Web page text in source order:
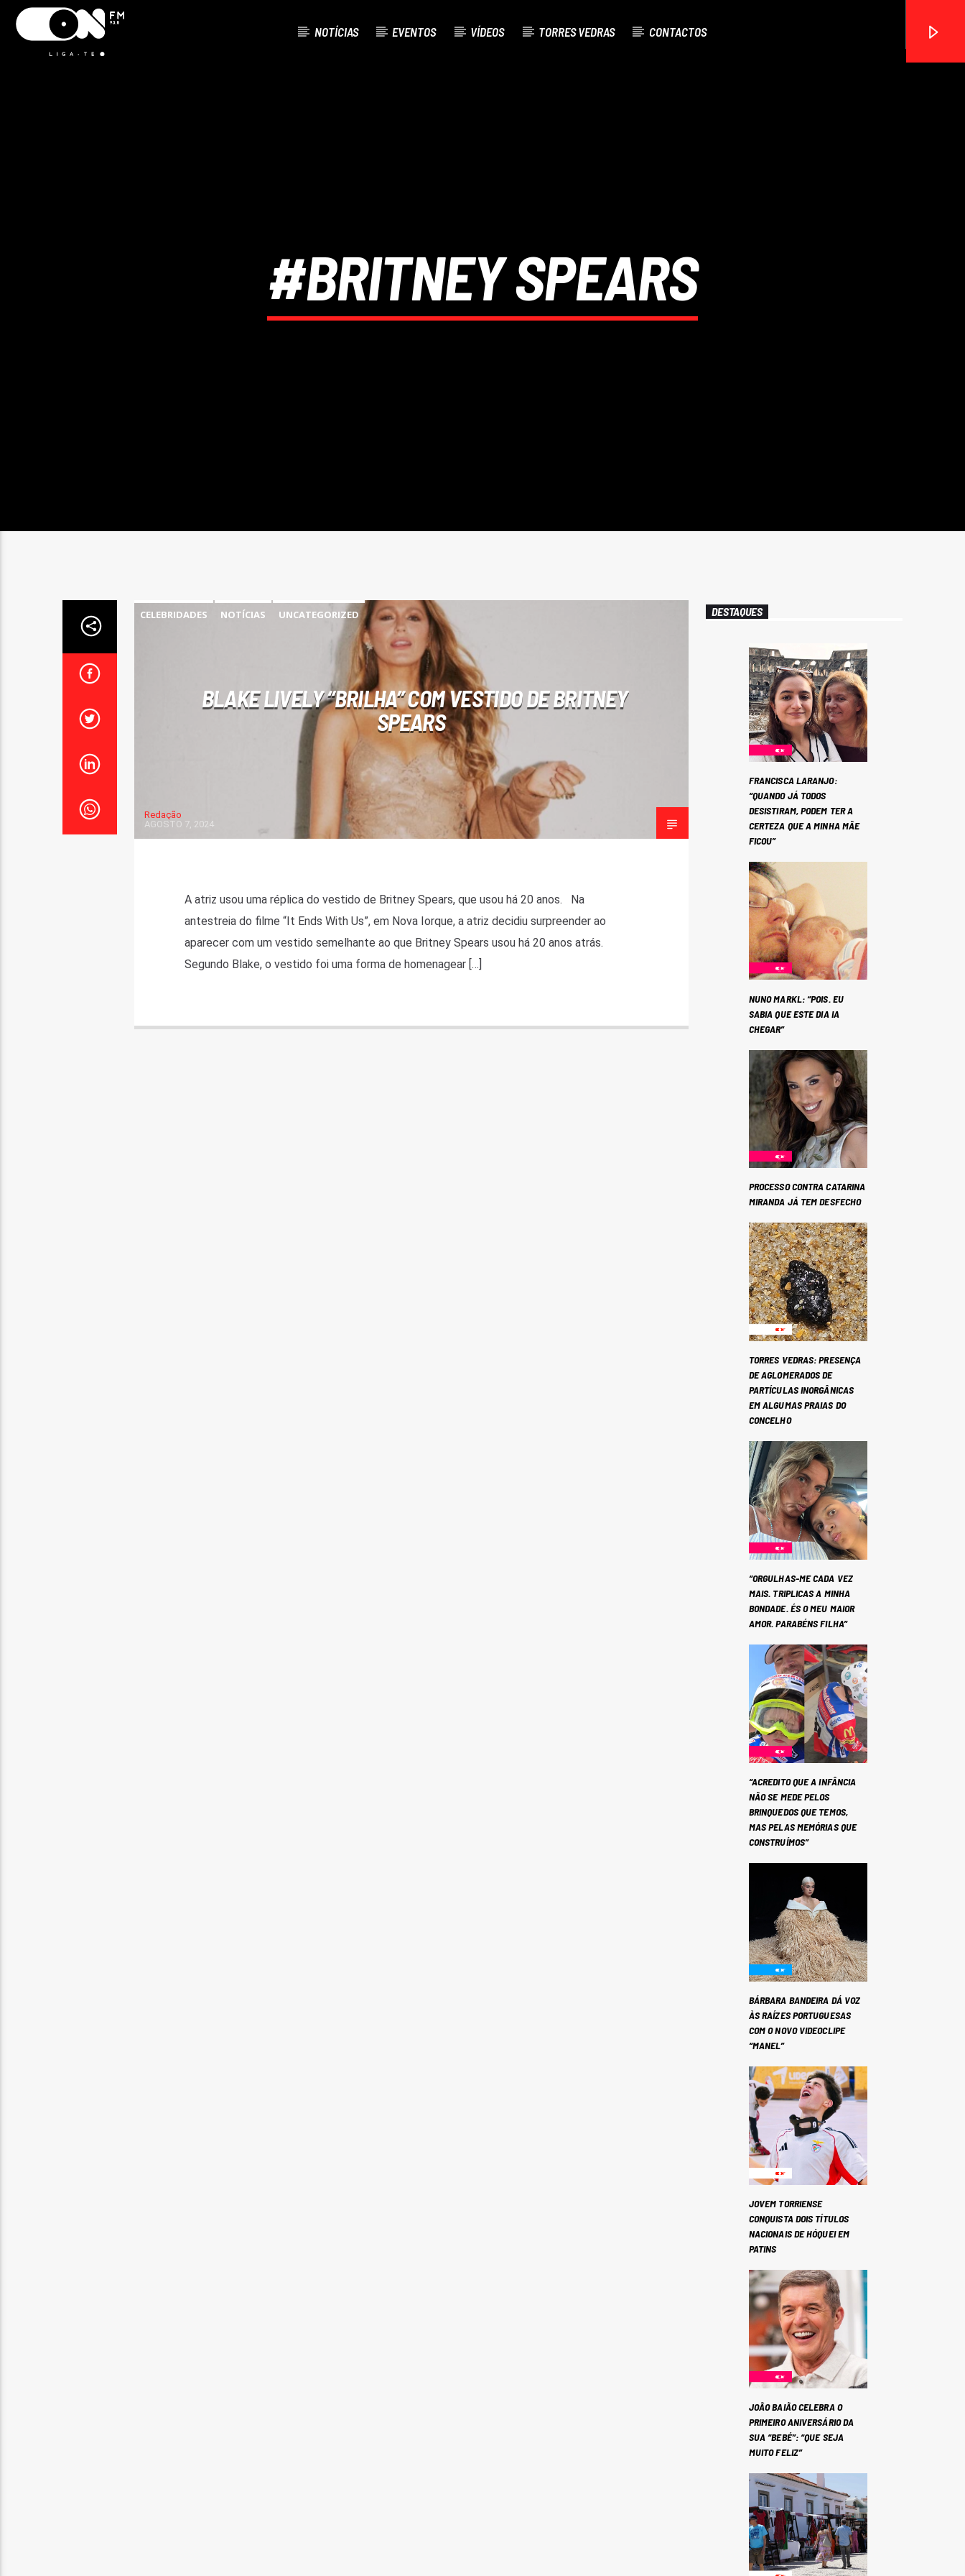
NOTÍCIAS EVENTOS VÍDEOS TORRES VEDRAS CONTACTOS
#BRITNEY SPEARS
CELEBRIDADES NOTÍCIAS UNCATEGORIZED
BLAKE LIVELY “BRILHA” COM VESTIDO DE BRITNEY
SPEARS
Redação
AGOSTO 7, 2024
A atriz usou uma réplica do vestido de Britney Spears, que usou há 20 anos. Na
antestreia do filme “It Ends With Us”, em Nova Iorque, a atriz decidiu surpreender ao
aparecer com um vestido semelhante ao que Britney Spears usou há 20 anos atrás.
Segundo Blake, o vestido foi uma forma de homenagear […]
DESTAQUES
FRANCISCA LARANJO:
“QUANDO JÁ TODOS
DESISTIRAM, PODEM TER A
CERTEZA QUE A MINHA MÃE
FICOU”
NUNO MARKL: “POIS. EU
SABIA QUE ESTE DIA IA
CHEGAR”
PROCESSO CONTRA CATARINA
MIRANDA JÁ TEM DESFECHO
TORRES VEDRAS: PRESENÇA
DE AGLOMERADOS DE
PARTÍCULAS INORGÂNICAS
EM ALGUMAS PRAIAS DO
CONCELHO
“ORGULHAS-ME CADA VEZ
MAIS. TRIPLICAS A MINHA
BONDADE. ÉS O MEU MAIOR
AMOR. PARABÉNS FILHA”
“ACREDITO QUE A INFÂNCIA
NÃO SE MEDE PELOS
BRINQUEDOS QUE TEMOS,
MAS PELAS MEMÓRIAS QUE
CONSTRUÍMOS”
BÁRBARA BANDEIRA DÁ VOZ
ÀS RAÍZES PORTUGUESAS
COM O NOVO VIDEOCLIPE
“MANEL”
JOVEM TORRIENSE
CONQUISTA DOIS TÍTULOS
NACIONAIS DE HÓQUEI EM
PATINS
JOÃO BAIÃO CELEBRA O
PRIMEIRO ANIVERSÁRIO DA
SUA “BEBÉ”: “QUE SEJA
MUITO FELIZ”